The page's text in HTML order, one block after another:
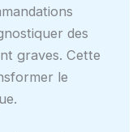
des
graves. Cette
le